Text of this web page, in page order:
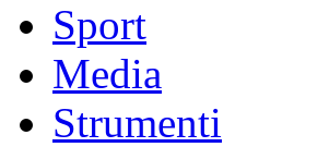
Sport
Media
Strumenti